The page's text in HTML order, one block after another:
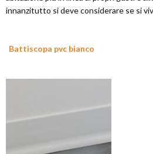
innanzitutto si deve considerare se si
Battiscopa pvc bianco